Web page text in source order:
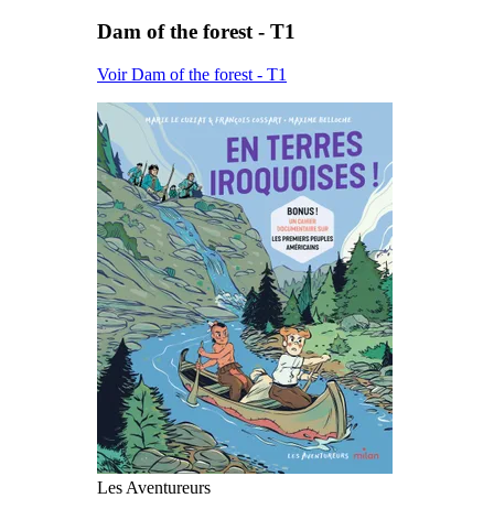
Dam of the forest - T1
Voir Dam of the forest - T1
Les Aventureurs